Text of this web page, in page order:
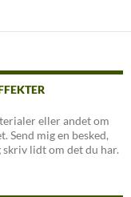
eller andet om
Send mig en besked,
skriv lidt om det du har.